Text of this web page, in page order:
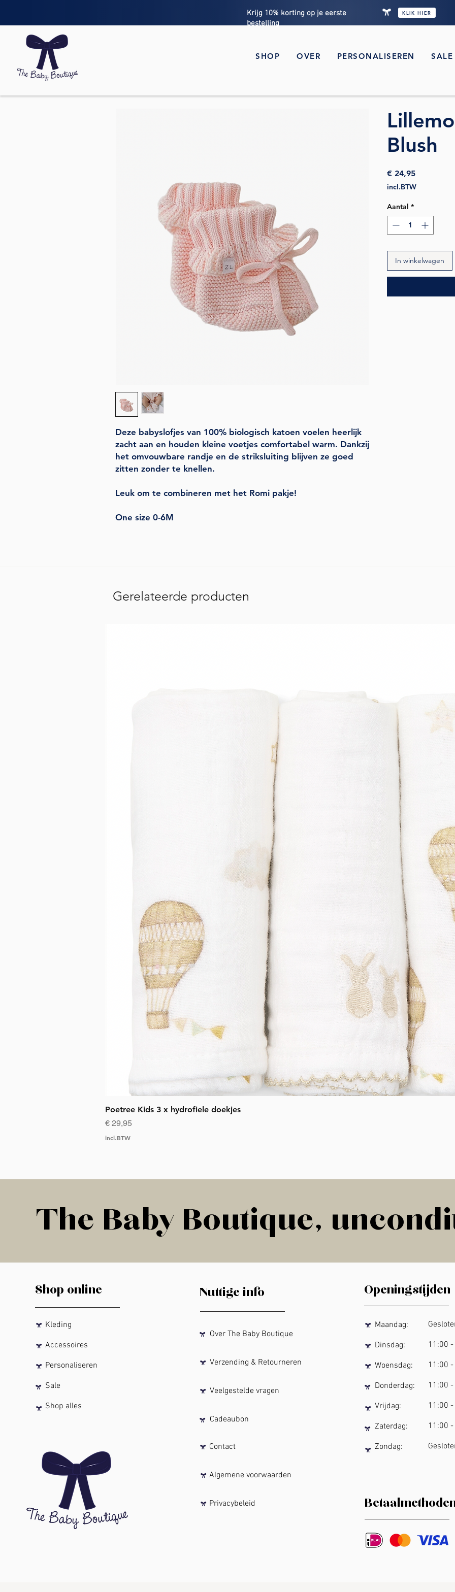
Krijg 10% korting op je eerste
bestelling
KLIK HIER
SHOP OVER PERSONALISEREN SALE
Deze babyslofjes van 100% biologisch katoen voelen heerlijk
zacht aan en houden kleine voetjes comfortabel warm. Dankzij
het omvouwbare randje en de striksluiting blijven ze goed
zitten zonder te knellen.
Leuk om te combineren met het Romi pakje!
One size 0-6M
Blush
€ 24,95Prijs
incl.BTW
Aantal *
In winkelwagen
Gerelateerde producten
Poetree Kids 3 x hydrofiele doekjes
Prijs
€ 29,95
incl.BTW
The Baby Boutique,
The Baby Boutique,
Shop online
Kleding
Accessoires
Personaliseren
Sale
Shop alles
Nuttige info
Over The Baby Boutique
Verzending & Retourneren
Veelgestelde vragen
Cadeaubon
Contact
Algemene voorwaarden
Privacybeleid
11:00 -
11:00 -
11:00 -
11:00 -
11:00 -
Openingstijden
Maandag:
Dinsdag:
Woensdag:
Donderdag:
Vrijdag:
Zaterdag:
Zondag: